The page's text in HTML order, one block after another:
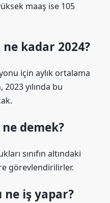
maaş ise 105
ne kadar 2024?
için aylık ortalama
yılında bu
demek?
sınıfın altındaki
görevlendirilirler.
ne iş yapar?